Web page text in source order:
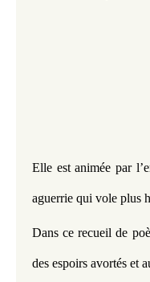
Elle est animée par
aguerrie qui vole plus
Dans ce recueil de
des espoirs avortés et